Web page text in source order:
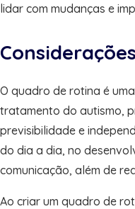
lidar com mudanças e
O quadro de rotina é
tratamento do autismo,
previsibilidade e
do dia a dia, no
comunicação, além de
Ao criar um quadro de